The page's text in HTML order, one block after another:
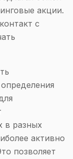
акции.
с
в разных
активно
позволяет